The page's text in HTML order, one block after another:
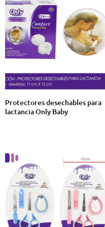
Protectores desechables para
lactancia Only Baby